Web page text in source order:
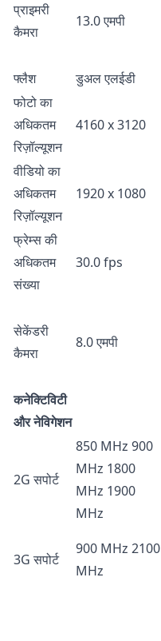
प्राइमरी
कैमरा
13.0 एमपी
फ्लैश
डुअल एलईडी
फोटो का
अधिकतम
रिज़ॉल्यूशन
4160 x 3120
वीडियो का
अधिकतम
रिज़ॉल्यूशन
1920 x 1080
फ्रेम्स की
अधिकतम
संख्या
30.0 fps
सेकेंडरी
कैमरा
8.0 एमपी
कनेक्टिविटी
और नेविगेशन
2G सपोर्ट
850 MHz 900
MHz 1800
MHz 1900
MHz
3G सपोर्ट
900 MHz 2100
MHz